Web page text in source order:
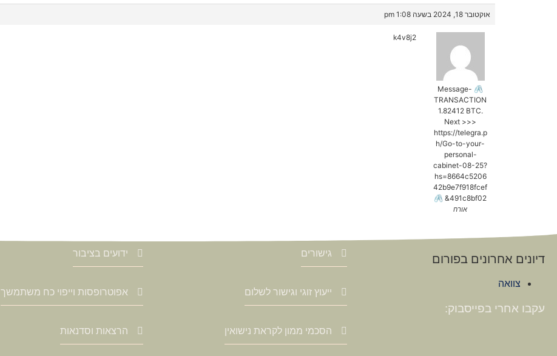
אוקטובר 18, 2024 בשעה 1:08 pm
🖇 Message-
TRANSACTION
1.82412 BTC.
Next >>>
https://telegra.p
h/Go-to-your-
personal-
cabinet-08-25?
hs=8664c5206
42b9e7f918fcef
491c8bf02& 🖇
אורח
k4v8j2
דיונים אחרונים בפורום
צוואה
עקבו אחרי בפייסבוק:
גישורים
ייעוץ זוגי וגישור לשלום
הסכמי ממון לקראת נישואין
ידועים בציבור
אפוטרופסות וייפוי כח משתמשך
הרצאות וסדנאות